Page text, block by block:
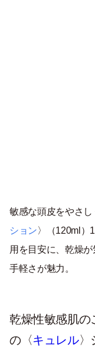
敏感な頭皮をやさ
ション〉（120ml）
用を目安に、乾燥
手軽さが魅力。
乾燥性敏感肌の
の〈キュレル〉